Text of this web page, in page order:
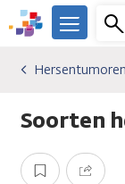
Overslaan
en
gaan
We
er
je.
Menu
Kankersoorten
Hersentumoren
Algemeen
Hersentumoren
Soorten
Opslaan Delen